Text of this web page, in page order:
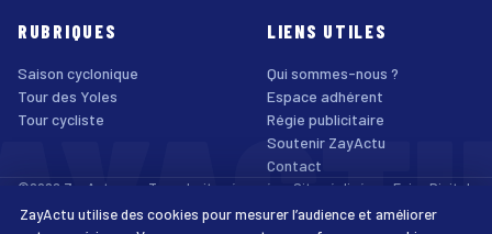
RUBRIQUES
Saison cyclonique
Tour des Yoles
Tour cycliste
LIENS UTILES
Qui sommes-nous ?
Espace adhérent
Régie publicitaire
Soutenir ZayActu
Contact
©2026 ZayActu.org. Tous droits réservés. · Site réalisé par Enjoy Digital
Agency
Mentions légales
Confidentialité Cookies Accessibilité
ZayActu utilise des cookies pour mesurer l’audience et améliorer